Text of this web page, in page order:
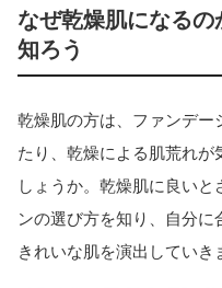
なぜ乾燥肌になる
知ろう
乾燥肌の方は、ファンデー
たり、乾燥による肌荒れ
しょうか。乾燥肌に良い
ンの選び方を知り、自分
きれいな肌を演出していき